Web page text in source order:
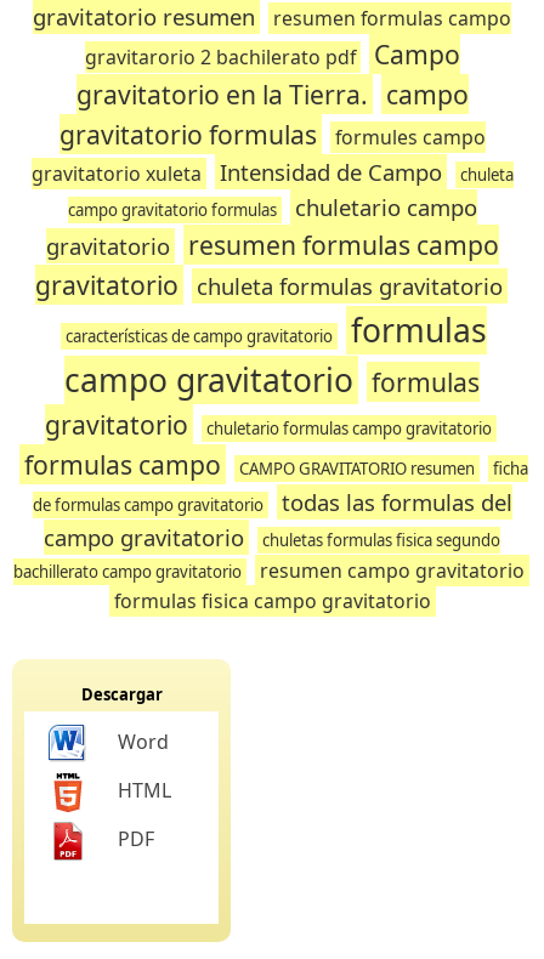
gravitatorio resumen
resumen formulas campo
gravitarorio 2 bachilerato pdf
Campo
gravitatorio en la Tierra.
campo
gravitatorio formulas
formules campo
gravitatorio xuleta
Intensidad de Campo
chuleta
campo gravitatorio formulas
chuletario campo
gravitatorio
resumen formulas campo
gravitatorio
chuleta formulas gravitatorio
características de campo gravitatorio
formulas
campo gravitatorio formulas
gravitatorio
chuletario formulas campo gravitatorio
formulas campo CAMPO GRAVITATORIO resumen
ficha
de formulas campo gravitatorio
todas las formulas del
campo gravitatorio
chuletas formulas fisica segundo
bachillerato campo gravitatorio
resumen campo gravitatorio
formulas fisica campo gravitatorio
Descargar
Word
HTML
PDF